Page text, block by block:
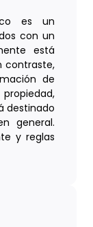
es un
con un
está
contraste,
de
destinado
general.
y reglas